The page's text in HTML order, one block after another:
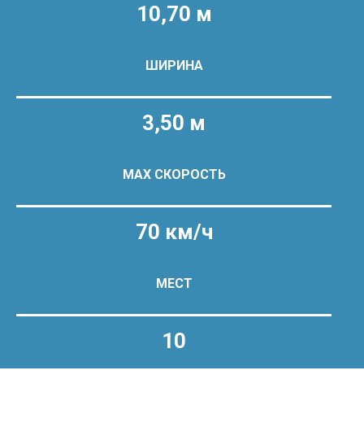
10,70 м
ШИРИНА
3,50 м
MAX СКОРОСТЬ
70 км/ч
МЕСТ
10